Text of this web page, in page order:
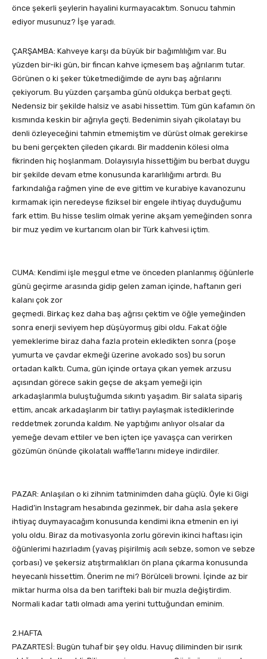
önce şekerli şeylerin hayalini kurmayacaktım. Sonucu tahmin
ediyor musunuz? İşe yaradı.
ÇARŞAMBA: Kahveye karşı da büyük bir bağımlılığım var. Bu
yüzden bir-iki gün, bir fincan kahve içmesem baş ağrılarım tutar.
Görünen o ki şeker tüketmediğimde de aynı baş ağrılarını
çekiyorum. Bu yüzden çarşamba günü oldukça berbat geçti.
Nedensiz bir şekilde halsiz ve asabi hissettim. Tüm gün kafamın ön
kısmında keskin bir ağrıyla geçti. Bedenimin siyah çikolatayı bu
denli özleyeceğini tahmin etmemiştim ve dürüst olmak gerekirse
bu beni gerçekten çileden çıkardı. Bir maddenin kölesi olma
fikrinden hiç hoşlanmam. Dolayısıyla hissettiğim bu berbat duygu
bir şekilde devam etme konusunda kararlılığımı artırdı. Bu
farkındalığa rağmen yine de eve gittim ve kurabiye kavanozunu
kırmamak için neredeyse fiziksel bir engele ihtiyaç duyduğumu
fark ettim. Bu hisse teslim olmak yerine akşam yemeğinden sonra
bir muz yedim ve kurtarıcım olan bir Türk kahvesi içtim.
CUMA: Kendimi işle meşgul etme ve önceden planlanmış öğünlerle
günü geçirme arasında gidip gelen zaman içinde, haftanın geri
kalanı çok zor
geçmedi. Birkaç kez daha baş ağrısı çektim ve öğle yemeğinden
sonra enerji seviyem hep düşüyormuş gibi oldu. Fakat öğle
yemeklerime biraz daha fazla protein ekledikten sonra (poşe
yumurta ve çavdar ekmeği üzerine avokado sos) bu sorun
ortadan kalktı. Cuma, gün içinde ortaya çıkan yemek arzusu
açısından görece sakin geçse de akşam yemeği için
arkadaşlarımla buluştuğumda sıkıntı yaşadım. Bir salata sipariş
ettim, ancak arkadaşlarım bir tatlıyı paylaşmak istediklerinde
reddetmek zorunda kaldım. Ne yaptığımı anlıyor olsalar da
yemeğe devam ettiler ve ben içten içe yavaşça can verirken
gözümün önünde çikolatalı waffle’larını mideye indirdiler.
PAZAR: Anlaşılan o ki zihnim tatminimden daha güçlü. Öyle ki Gigi
Hadid’in Instagram hesabında gezinmek, bir daha asla şekere
ihtiyaç duymayacağım konusunda kendimi ikna etmenin en iyi
yolu oldu. Biraz da motivasyonla zorlu görevin ikinci haftası için
öğünlerimi hazırladım (yavaş pişirilmiş acılı sebze, somon ve sebze
çorbası) ve şekersiz atıştırmalıkları ön plana çıkarma konusunda
heyecanlı hissettim. Önerim ne mi? Börülceli browni. İçinde az bir
miktar hurma olsa da ben tarifteki balı bir muzla değiştirdim.
Normali kadar tatlı olmadı ama yerini tuttuğundan eminim.
2.HAFTA
PAZARTESİ: Bugün tuhaf bir şey oldu. Havuç diliminden bir ısırık